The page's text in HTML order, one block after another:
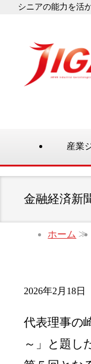
シニアの能力を活
産業
金融経済新
ホーム
2026年2月18日
代表理事の
～」と題し